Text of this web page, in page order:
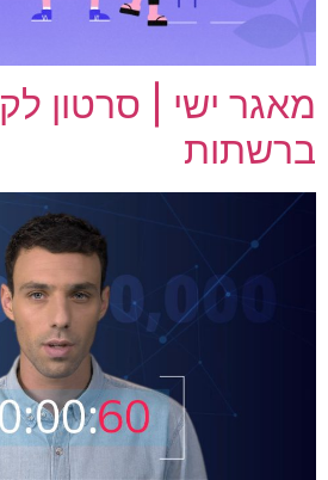
מאגר ישי | סרטון
ברשתות